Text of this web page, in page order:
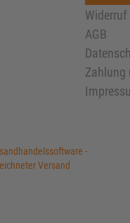
Widerruf
AGB
Zahlung